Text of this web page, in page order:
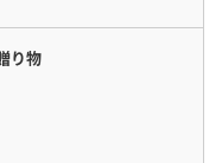
り物